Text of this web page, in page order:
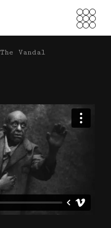
The Vandal